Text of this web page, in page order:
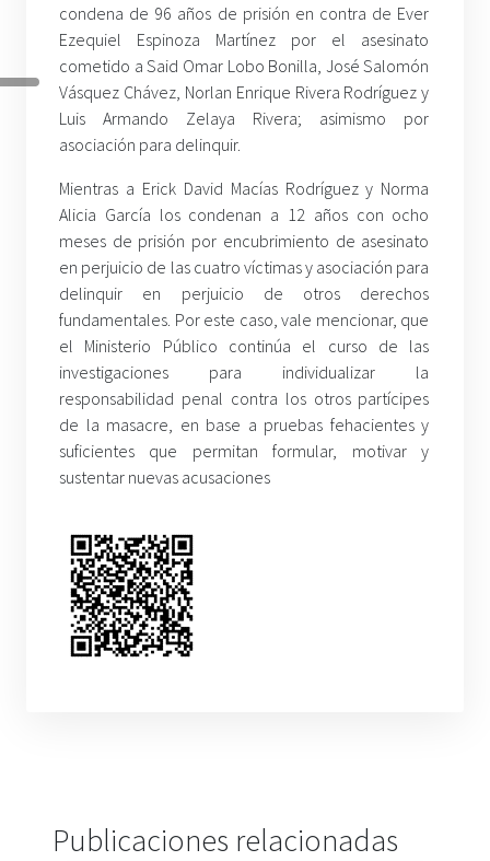
condena de 96 años de prisión en contra de Ever
Ezequiel Espinoza Martínez por el asesinato
cometido a Said Omar Lobo Bonilla, José Salomón
Vásquez Chávez, Norlan Enrique Rivera Rodríguez y
Luis Armando Zelaya Rivera; asimismo por
asociación para delinquir.
Mientras a Erick David Macías Rodríguez y Norma
Alicia García los condenan a 12 años con ocho
meses de prisión por encubrimiento de asesinato
en perjuicio de las cuatro víctimas y asociación para
delinquir en perjuicio de otros derechos
fundamentales. Por este caso, vale mencionar, que
el Ministerio Público continúa el curso de las
investigaciones para individualizar la
responsabilidad penal contra los otros partícipes
de la masacre, en base a pruebas fehacientes y
suficientes que permitan formular, motivar y
sustentar nuevas acusaciones
Publicaciones relacionadas